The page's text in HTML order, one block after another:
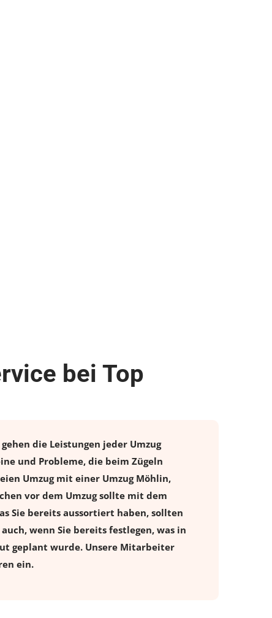
bei Top
die Leistungen jeder Umzug
und Probleme, die beim Zügeln
Umzugmit einer Umzug Möhlin,
vor dem Umzug sollte mit dem
Sie bereits aussortiert haben, sollten
wenn Sie bereits festlegen, was in
geplant wurde. Unsere Mitarbeiter
ein.